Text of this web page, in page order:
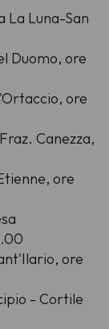
La Luna-San
Duomo, ore
ore
Canezza,
ore
ore
- Cortile